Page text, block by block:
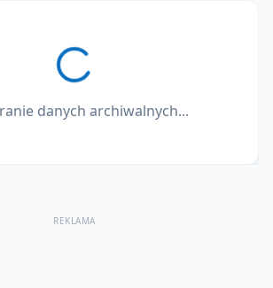
danych archiwalnych...
REKLAMA